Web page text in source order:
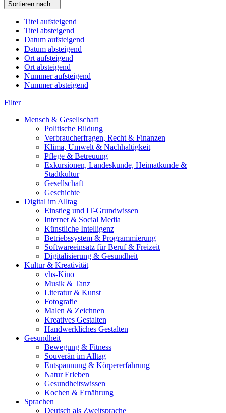
Sortieren nach...
Titel aufsteigend
Titel absteigend
Datum aufsteigend
Datum absteigend
Ort aufsteigend
Ort absteigend
Nummer aufsteigend
Nummer absteigend
Filter
Mensch & Gesellschaft
Politische Bildung
Verbraucherfragen, Recht & Finanzen
Klima, Umwelt & Nachhaltigkeit
Pflege & Betreuung
Exkursionen, Landeskunde, Heimatkunde &
Stadtkultur
Gesellschaft
Geschichte
Digital im Alltag
Einstieg und IT-Grundwissen
Internet & Social Media
Künstliche Intelligenz
Betriebssystem & Programmierung
Softwareeinsatz für Beruf & Freizeit
Digitalisierung & Gesundheit
Kultur & Kreativität
vhs-Kino
Musik & Tanz
Literatur & Kunst
Fotografie
Malen & Zeichnen
Kreatives Gestalten
Handwerkliches Gestalten
Gesundheit
Bewegung & Fitness
Souverän im Alltag
Entspannung & Körpererfahrung
Natur Erleben
Gesundheitswissen
Kochen & Ernährung
Sprachen
Deutsch als Zweitsprache